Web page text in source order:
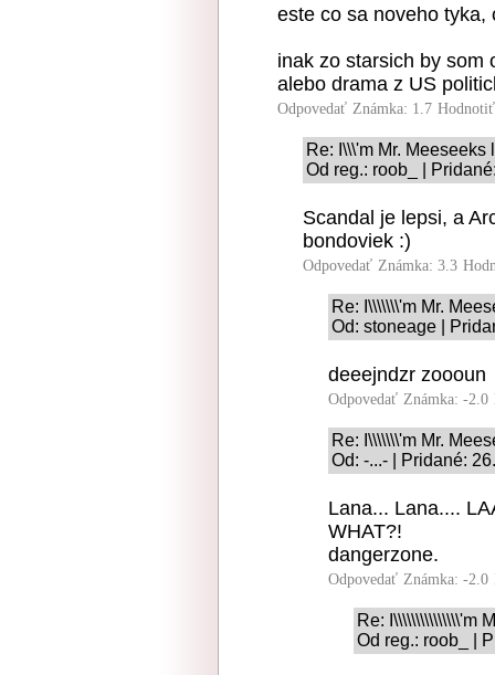
este co sa noveho tyka,
inak zo starsich by som
alebo drama z US
Odpovedať Známka: 1.7
Re: I\\\'m Mr. Meeseeks
Od reg.: roob_ |
Scandal je lepsi, a
bondoviek :)
Odpovedať Známka: 3.3
Re: I\\\\\\\'m Mr.
Od: stoneage |
deeejndzr zoooun
Odpovedať Známka: -2.0
Re: I\\\\\\\'m Mr.
Od: -...- | Pridané:
Lana... Lana....
WHAT?!
dangerzone.
Odpovedať Známka: -2.0
Re: I\\\\\\\\\\\\\\\'m
Od reg.: roob_ |